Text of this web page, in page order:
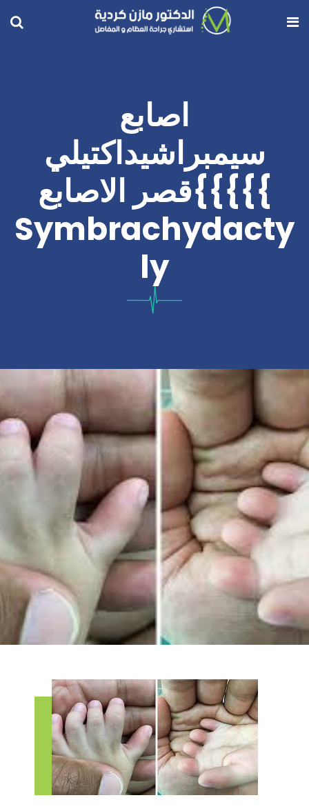
اصابع
سيمبراشيداكتيلي
}}}}}قصر الاصابع
Symbrachydacty
Ly